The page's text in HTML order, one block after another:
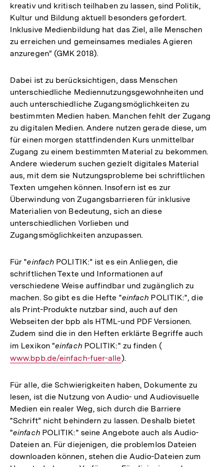
kreativ und kritisch teilhaben zu lassen, sind Politik,
Kultur und Bildung aktuell besonders gefordert.
Inklusive Medienbildung hat das Ziel, alle Menschen
zu erreichen und gemeinsames mediales Agieren
anzuregen" (GMK 2018).
Dabei ist zu berücksichtigen, dass Menschen
unterschiedliche Mediennutzungsgewohnheiten und
auch unterschiedliche Zugangsmöglichkeiten zu
bestimmten Medien haben. Manchen fehlt der Zugang
zu digitalen Medien. Andere nutzen gerade diese, um
für einen morgen stattfindenden Kurs unmittelbar
Zugang zu einem bestimmten Material zu bekommen.
Andere wiederum suchen gezielt digitales Material
aus, mit dem sie Nutzungsprobleme bei schriftlichen
Texten umgehen können. Insofern ist es zur
Überwindung von Zugangsbarrieren für inklusive
Materialien von Bedeutung, sich an diese
unterschiedlichen Vorlieben und
Zugangsmöglichkeiten anzupassen.
Für "einfach POLITIK:" ist es ein Anliegen, die
schriftlichen Texte und Informationen auf
verschiedene Weise auffindbar und zugänglich zu
machen. So gibt es die Hefte "einfach POLITIK:", die
als Print-Produkte nutzbar sind, auch auf den
Webseiten der bpb als HTML-und PDF Versionen.
Zudem sind die in den Heften erklärte Begriffe auch
im Lexikon "einfachPOLITIK:" zu finden (Interner
www.bpb.de/einfach-fuer-alle).
Für alle, die Schwierigkeiten haben, Dokumente zu
lesen, ist die Nutzung von Audio- und Audiovisuelle
Medien ein realer Weg, sich durch die Barriere
"Schrift" nicht behindern zu lassen. Deshalb bietet
"einfachPOLITIK:" seine Angebote auch als Audio-
Dateien an. Für diejenigen, die problemlos Dateien
downloaden können, stehen die Audio-Dateien zum